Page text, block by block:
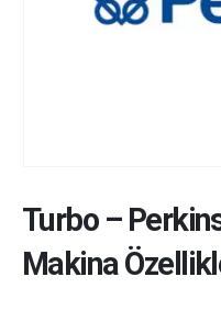
Turbo–
Makina